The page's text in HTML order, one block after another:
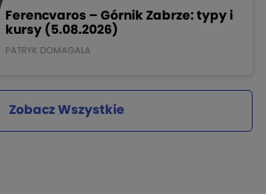
Ferencvaros – Górnik Zabrze: typy i
kursy (5.08.2026)
PATRYK DOMAGALA
Zobacz Wszystkie